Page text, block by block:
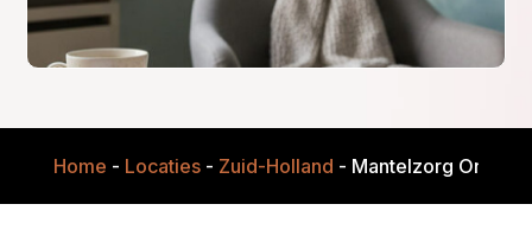
Home - Locaties- Zuid-Holland - Mantelzorg